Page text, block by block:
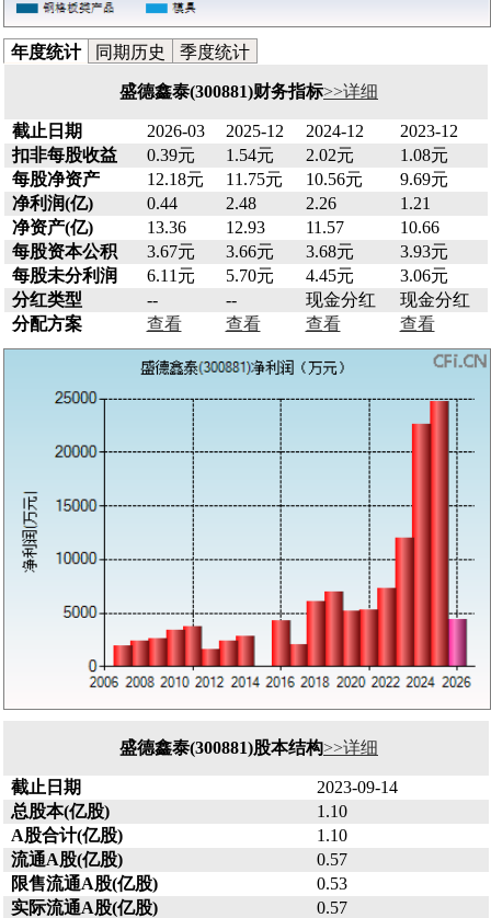
年度统计 同期历史 季度统计
盛德鑫泰(300881)财务指标>>详细
截止日期 2026-03 2025-12 2024-12
2023-12
扣非每股收益
0.39元 1.54元 2.02元
1.08元
每股净资产
12.18元 11.75元 10.56元
9.69元
净利润(亿)
0.44 2.48 2.26
1.21
净资产(亿)
13.36 12.93 11.57
10.66
每股资本公积
3.67元 3.66元 3.68元
3.93元
每股未分利润
6.11元 5.70元 4.45元
3.06元
分红类型
-- -- 现金分红
现金分红
分配方案
查看 查看 查看 查看
盛德鑫泰(300881)股本结构>>详细
截止日期
2023-09-14
总股本(亿股)
1.10
A股合计(亿股)
1.10
流通A股(亿股)
0.57
限售流通A股(亿股)
0.53
实际流通A股(亿股)
0.57